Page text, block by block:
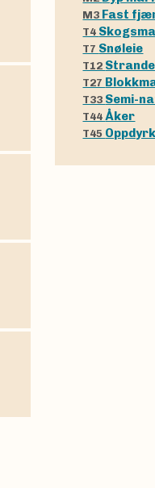
M3 Fast
T4
T7 Snøleie
T12
T27
T33 Semi-
T44 Åker
T45